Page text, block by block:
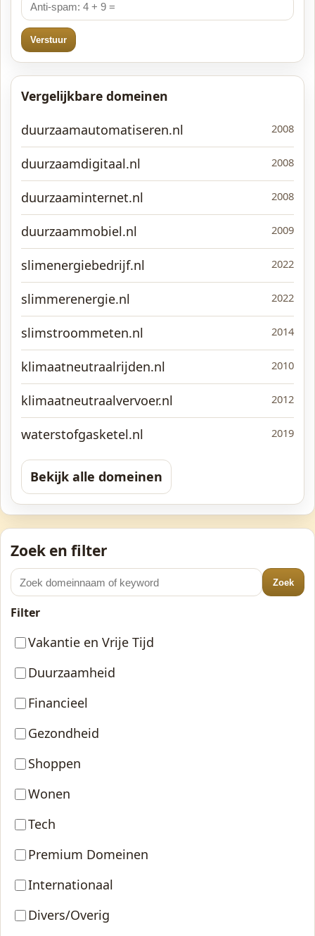
Verstuur
Vergelijkbare domeinen
duurzaamautomatiseren.nl
2008
duurzaamdigitaal.nl 2008
duurzaaminternet.nl 2008
duurzaammobiel.nl 2009
slimenergiebedrijf.nl 2022
slimmerenergie.nl 2022
slimstroommeten.nl 2014
klimaatneutraalrijden.nl 2010
klimaatneutraalvervoer.nl 2012
waterstofgasketel.nl 2019
Bekijk alle domeinen
Zoek en filter
Zoek
Filter
Vakantie en Vrije Tijd
Duurzaamheid
Financieel
Gezondheid
Shoppen
Wonen
Tech
Premium Domeinen
Internationaal
Divers/Overig